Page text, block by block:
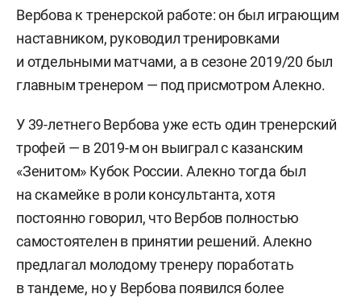
Вербова к тренерской работе: он был играющим
наставником, руководил тренировками
и отдельными матчами, а в сезоне 2019/20 был
главным тренером — под присмотром Алекно.
У 39-летнего Вербова уже есть один тренерский
трофей — в 2019-м он выиграл с казанским
«Зенитом» Кубок России. Алекно тогда был
на скамейке в роли консультанта, хотя
постоянно говорил, что Вербов полностью
самостоятелен в принятии решений. Алекно
предлагал молодому тренеру поработать
в тандеме, но у Вербова появился более